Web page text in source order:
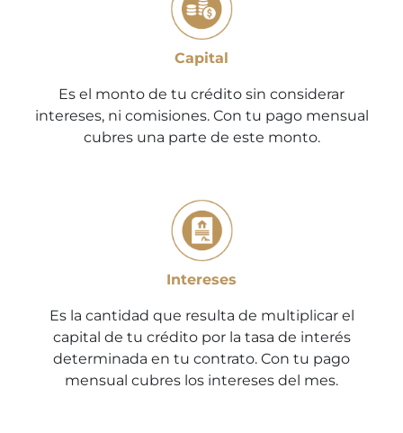
Capital
Es el monto de tu crédito sin considerar
intereses, ni comisiones. Con tu pago mensual
cubres una parte de este monto.
Intereses
Es la cantidad que resulta de multiplicar el
capital de tu crédito por la tasa de interés
determinada en tu contrato. Con tu pago
mensual cubres los intereses del mes.